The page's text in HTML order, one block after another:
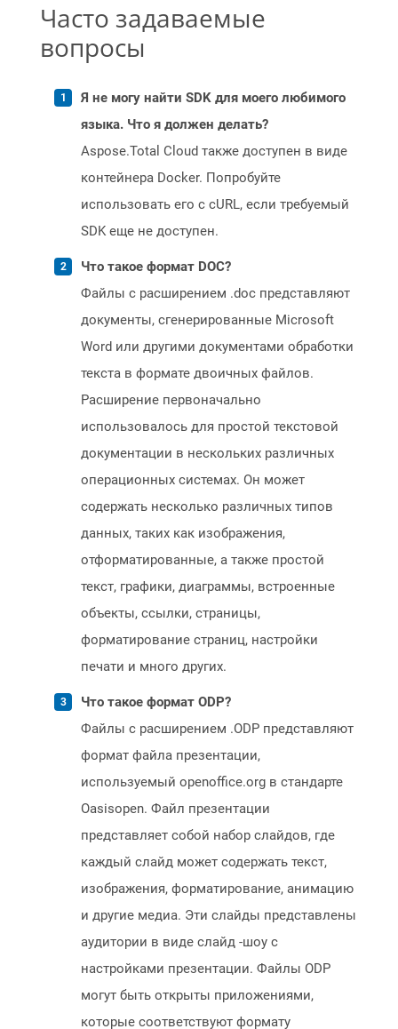
Часто задаваемые
вопросы
Я не могу найти SDK для моего любимого
языка. Что я должен делать?
Aspose.Total Cloud также доступен в виде
контейнера Docker. Попробуйте
использовать его с cURL, если требуемый
SDK еще не доступен.
Что такое формат DOC?
Файлы с расширением .doc представляют
документы, сгенерированные Microsoft
Word или другими документами обработки
текста в формате двоичных файлов.
Расширение первоначально
использовалось для простой текстовой
документации в нескольких различных
операционных системах. Он может
содержать несколько различных типов
данных, таких как изображения,
отформатированные, а также простой
текст, графики, диаграммы, встроенные
объекты, ссылки, страницы,
форматирование страниц, настройки
печати и много других.
Что такое формат ODP?
Файлы с расширением .ODP представляют
формат файла презентации,
используемый openoffice.org в стандарте
Oasisopen. Файл презентации
представляет собой набор слайдов, где
каждый слайд может содержать текст,
изображения, форматирование, анимацию
и другие медиа. Эти слайды представлены
аудитории в виде слайд -шоу с
настройками презентации. Файлы ODP
могут быть открыты приложениями,
которые соответствуют формату